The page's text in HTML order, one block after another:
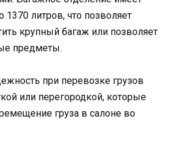
1370 литров, что позволяет
крупный багаж или позволяет
предметы.
при перевозке грузов
или перегородкой, которые
груза в салоне во